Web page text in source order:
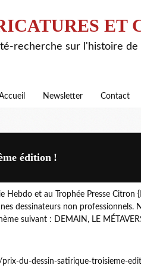
ET
recherche sur l'histoire
Newsletter Contact
édition !
Hebdo et au Trophée Presse Citron
dessinateurs non professionnels.
suivant : DEMAIN, LE
du-dessin-satirique-troisieme-